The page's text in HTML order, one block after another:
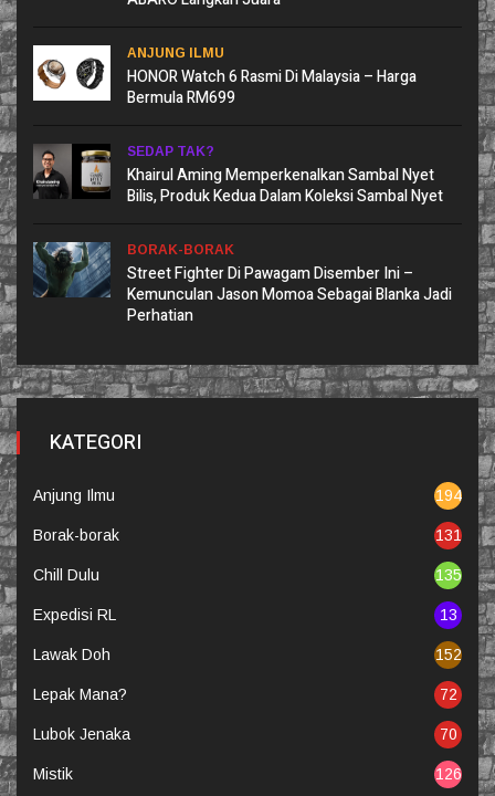
ANJUNG ILMU
HONOR Watch 6 Rasmi Di Malaysia – Harga
Bermula RM699
SEDAP TAK?
Khairul Aming Memperkenalkan Sambal Nyet
Bilis, Produk Kedua Dalam Koleksi Sambal Nyet
BORAK-BORAK
Street Fighter Di Pawagam Disember Ini –
Kemunculan Jason Momoa Sebagai Blanka Jadi
Perhatian
KATEGORI
Anjung Ilmu 194
Borak-borak 131
Chill Dulu 135
Expedisi RL 13
Lawak Doh 152
Lepak Mana? 72
Lubok Jenaka 70
Mistik 126